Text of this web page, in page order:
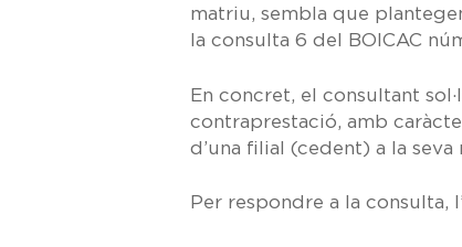
matriu, sembla que
laconsulta 6 del BOICAC
En concret, el consultant
contraprestació, amb
d’una filial (cedent) a la
Per respondre a la consulta,